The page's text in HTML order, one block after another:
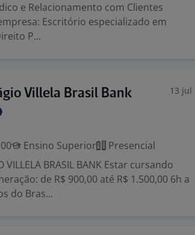
e Relacionamento com Clientes
Escritório especializado em
P...
Villela Brasil Bank 13 jul
Ensino Superior
Presencial
VILLELA BRASIL BANK Estar cursando
de R$ 900,00 até R$ 1.500,00 6h a
do Bras...